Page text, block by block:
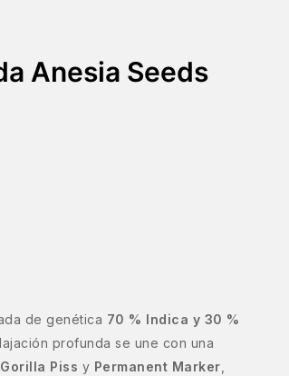
Anesia Seeds
de genética 70 % Indica y 30 %
profunda se une con una
Gorilla Piss y Permanent Marker